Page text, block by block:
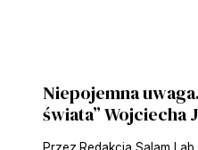
Niepojemna
świata” Wojciecha